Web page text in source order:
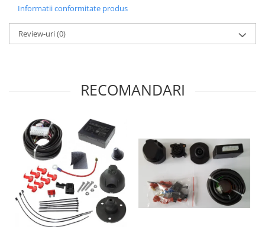
Covorase auto Hyundai
Covorase auto Isuzu
Covorase auto Iveco
Covorase auto Land Rover
Covorase auto Lexus
Covorase auto Mercedes
Covorase auto Mini
Covorase auto Mitsubishi
Covorase auto Nissan
Covorase auto Opel
Covorase auto Peugeot
Covorase auto Porsche
Informatii conformitate produs
Review-uri(0)
RECOMANDARI